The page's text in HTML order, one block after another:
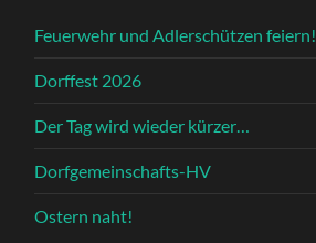
Feuerwehr und Adlerschützen feiern!
Dorffest 2026
Der Tag wird wieder kürzer…
Dorfgemeinschafts-HV
Ostern naht!